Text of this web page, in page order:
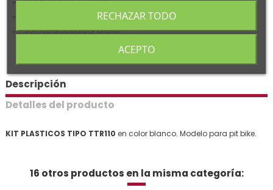
Financiamos tu compra
Somos distribuidor oficial
Descripción
Detalles del producto
KIT PLASTICOS TIPO TTR110 en color blanco. Modelo para pit bike.
16 otros productos en la misma categoría:
RECHAZAR TODO
ACEPTO